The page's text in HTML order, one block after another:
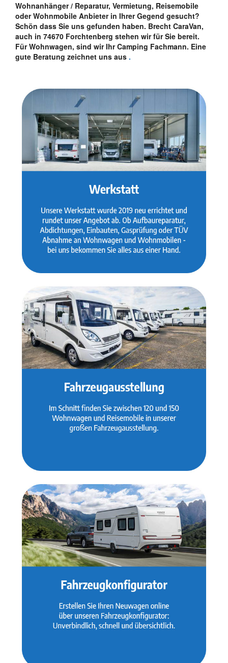
Wohnanhänger / Reparatur, Vermietung, Reisemobile
oder Wohnmobile Anbieter in Ihrer Gegend gesucht?
Schön dass Sie uns gefunden haben. Brecht CaraVan,
auch in 74670 Forchtenberg stehen wir für Sie bereit.
Für Wohnwagen, sind wir Ihr Camping Fachmann. Eine
gute Beratung zeichnet uns aus .